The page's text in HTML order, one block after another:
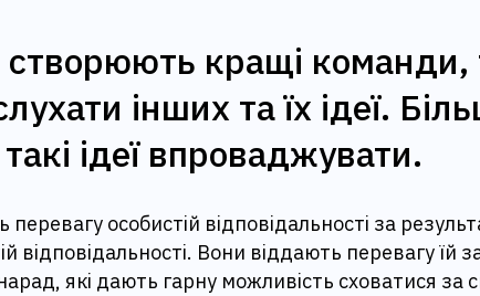
створюють кращі команди,
інших та їх ідеї.
такі ідеї впроваджувати.
особистій відповідальності за
відповідальності. Вони віддають перевагу їй
які дають гарну можливість сховатися за